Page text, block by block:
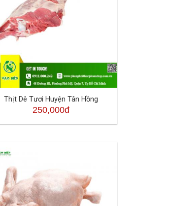
Thịt Dê Tươi Huyện Tân Hồng
250,000đ